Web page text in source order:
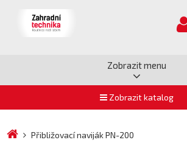
Zobrazit menu
Zobrazit katalog
Přibližovací naviják PN-200